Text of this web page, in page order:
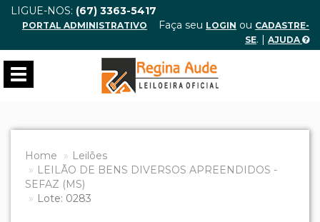
LIGUE-NOS: (67) 3363-5417
PORTAL ADMINISTRATIVO Faça seu LOGIN ou CADASTRE-
SE. | AJUDA
Toggle
navigation
Home
Leilões
LEILÃO DE BENS DIVERSOS APREENDIDOS -
SEFAZ (MS)
Lote: 0283